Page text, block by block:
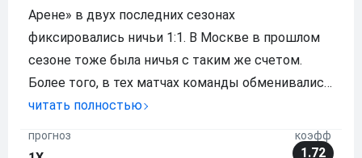
Арене» в двух последних сезонах
фиксировались ничьи 1:1. В Москве в прошлом
сезоне тоже была ничья с таким же счетом.
Более того, в тех матчах команды обменивались
голами в концовке В Каспийске отличился
дебютант Миро, в Москве - Сесар Монтес на 87-
й минуте. Так что традиция ничейных исходов в
читать полностью
прогноз коэфф
1.72